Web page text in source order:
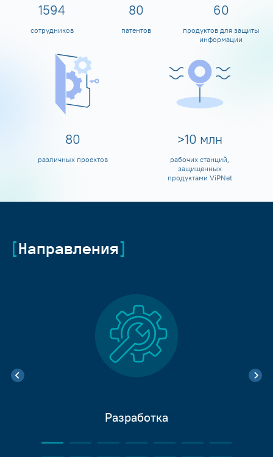
1600
сотрудников
80
патентов
60
продуктов для защиты
информации
80
различных проектов
>10 млн
рабочих станций,
защищенных
продуктами ViPNet
Направления
Разработка